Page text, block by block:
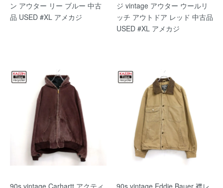
ン アウター リー ブルー 中古
品 USED #XL アメカジ
ジ vintage アウター ウールリ
ッチ アウトドア レッド 中古品
USED #XL アメカジ